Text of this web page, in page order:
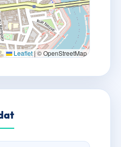
Leaflet|© OpenStreetMap